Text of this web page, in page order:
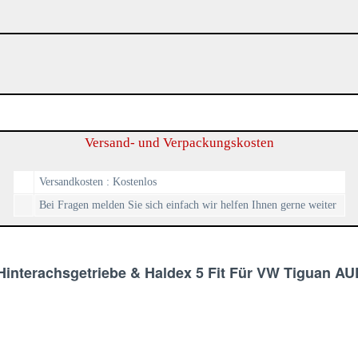
Versand- und Verpackungskosten
Versandkosten : Kostenlos
Bei Fragen melden Sie sich einfach wir helfen Ihnen gerne weiter
& Haldex 5 Fit Für VW Tiguan